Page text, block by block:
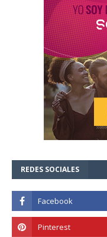
REDES SOCIALES